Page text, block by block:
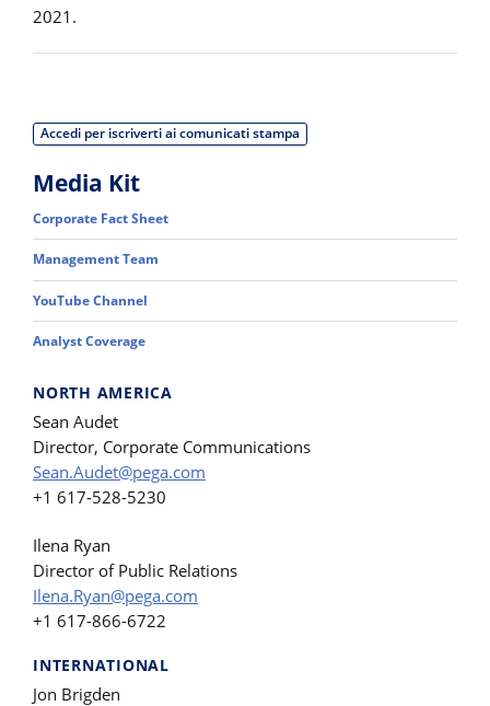
2021.
Accedi per iscriverti ai comunicati stampa
Media Kit
Corporate Fact Sheet
Management Team
YouTube Channel
Analyst Coverage
NORTH AMERICA
Sean Audet
Director, Corporate Communications
Sean.Audet@pega.com
+1 617-528-5230
Ilena Ryan
Director of Public Relations
Ilena.Ryan@pega.com
+1 617-866-6722
INTERNATIONAL
Jon Brigden